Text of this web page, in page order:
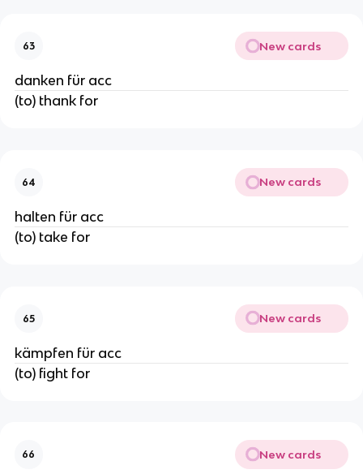
63 New cards
danken für acc
(to) thank for
64 New cards
halten für acc
(to) take for
65 New cards
kämpfen für acc
(to) fight for
66 New cards